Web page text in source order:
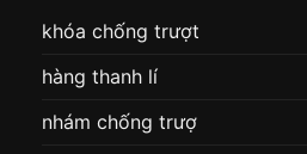
khóa chống trượt
hàng thanh lí
nhám chống trượ